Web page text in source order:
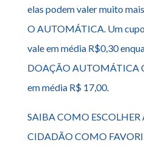
elas podem valer muito
O AUTOMÁTICA. Um
vale em média R$0,30
DOAÇÃO AUTOMÁTICA
em média R$ 17,00.
SAIBA COMO
CIDADÃO COMO